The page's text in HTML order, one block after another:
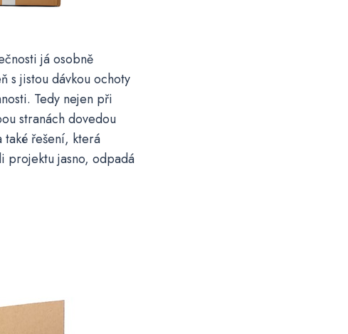
já osobně
s jistou dávkou ochoty
Tedy nejen při
stranách dovedou
také řešení, která
projektu jasno, odpadá